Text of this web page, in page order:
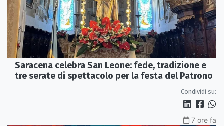
Saracena celebra San Leone: fede, tradizione e
tre serate di spettacolo per la festa del Patrono
Condividi su:
7 ore fa